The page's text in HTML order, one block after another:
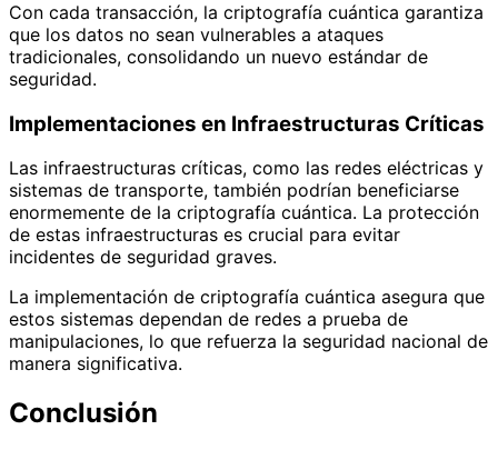
Con cada transacción, la criptografía cuántica garantiza
que los datos no sean vulnerables a ataques
tradicionales, consolidando un nuevo estándar de
seguridad.
Implementaciones en Infraestructuras Críticas
Las infraestructuras críticas, como las redes eléctricas y
sistemas de transporte, también podrían beneficiarse
enormemente de la criptografía cuántica. La protección
de estas infraestructuras es crucial para evitar
incidentes de seguridad graves.
La implementación de criptografía cuántica asegura que
estos sistemas dependan de redes a prueba de
manipulaciones, lo que refuerza la seguridad nacional de
manera significativa.
Conclusión